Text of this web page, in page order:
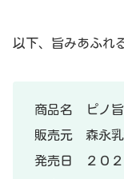
以下、旨みあふれ
商品名 ピノ旨
販売元 森永
発売日 ２０２